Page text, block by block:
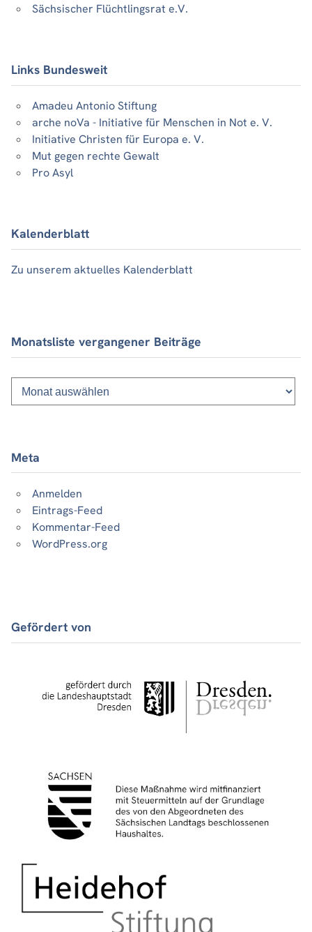
Sächsischer Flüchtlingsrat e.V.
Links Bundesweit
Amadeu Antonio Stiftung
arche noVa - Initiative für Menschen in Not e. V.
Initiative Christen für Europa e. V.
Mut gegen rechte Gewalt
Pro Asyl
Kalenderblatt
Zu unserem aktuelles Kalenderblatt
Monatsliste vergangener Beiträge
Monatsliste
vergangener
Beiträge
Meta
Anmelden
Eintrags-Feed
Kommentar-Feed
WordPress.org
Gefördert von